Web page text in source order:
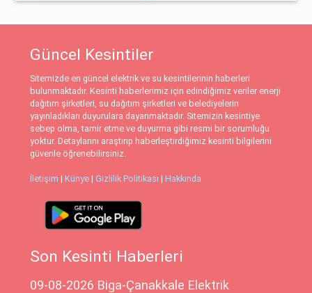
Güncel Kesintiler
Sitemizde en güncel elektrik ve su kesintilerinin haberleri
bulunmaktadır. Kesinti haberlerimiz için edindiğimiz veriler enerji
dağıtım şirketleri, su dağıtım şirketleri ve belediyelerin
yayınladıkları duyurulara dayanmaktadır. Sitemizin kesintiye
sebep olma, tamir etme ve duyurma gibi resmi bir sorumluğu
yoktur. Detaylarını araştırıp haberleştirdiğimiz kesinti bilgilerini
güvenle öğrenebilirsiniz.
İletişim | Künye | Gizlilik Politikası | Hakkında
Son Kesinti Haberleri
09-08-2026 Biga-Çanakkale Elektrik